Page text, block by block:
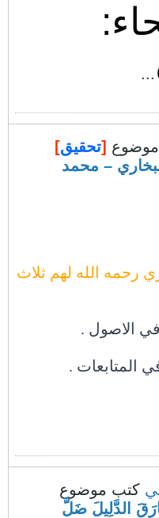
...
[تحقيق]
– محمد
رحمه الله لهم ثلاث
الاصول .
المتابعات .
كتب موضوع
الدَّلِيلَ ضَلَّ